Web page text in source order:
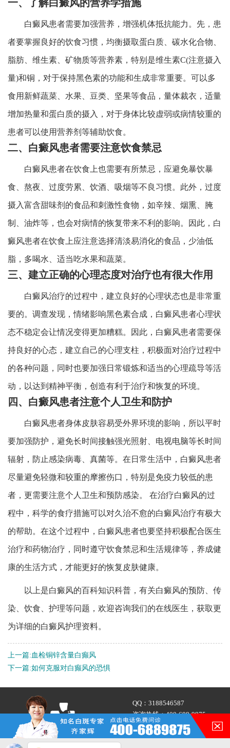
一、了解白癜风的营养学措施
白癜风患者需要加强营养，增强机体抵抗能力。先，患
者要掌握良好的饮食习惯，均衡摄取蛋白质、碳水化合物、
脂肪、维生素、矿物质等营养素，特别是维生素C(注意摄入
量)和铜，对于保持黑色素的功能和生成非常重要。可以多
食用新鲜蔬菜、水果、豆类、坚果等食品，量体裁衣，适量
增加热量和蛋白质的摄入，对于身体比较虚弱或病情较重的
患者可以使用营养剂等辅助饮食。
二、白癜风患者需要注意饮食禁忌
白癜风患者在饮食上也需要有所禁忌，应避免暴饮暴
食、熬夜、过度劳累、饮酒、吸烟等不良习惯。此外，过度
摄入富含甜味剂的食品和刺激性食物，如辛辣、烟熏、腌
制、油炸等，也会对病情的恢复带来不利的影响。因此，白
癜风患者在饮食上应注意选择清淡易消化的食品，少油低
脂，多喝水、适当吃水果和蔬菜。
三、建立正确的心理态度对治疗也有很大作用
白癜风治疗的过程中，建立良好的心理状态也是非常重
要的。调查发现，情绪影响黑色素合成，白癜风患者心理状
态不稳定会让情况变得更加糟糕。因此，白癜风患者需要保
持良好的心态，建立自己的心理支柱，积极面对治疗过程中
的各种问题，同时也要加强日常锻炼和适当的心理疏导等活
动，以达到精神平衡，创造有利于治疗和恢复的环境。
四、白癜风患者注意个人卫生和防护
白癜风患者身体皮肤容易受外界环境的影响，所以平时
要加强防护，避免长时间接触强光照射、电视电脑等长时间
辐射，防止感染病毒、真菌等。在日常生活中，白癜风患者
尽量避免轻微和较重的摩擦伤口，特别是免疫力较低的患
者，更需要注意个人卫生和预防感染。 在治疗白癜风的过
程中，科学的食疗措施可以对久治不愈的白癜风治疗有极大
的帮助。在这个过程中，白癜风患者也要坚持积极配合医生
治疗和药物治疗，同时遵守饮食禁忌和生活规律等，养成健
康的生活方式，才能更好的恢复皮肤健康。
以上是白癜风的百科知识科普，有关白癜风的预防、传
染、饮食、护理等问题，欢迎咨询我们的在线医生，获取更
为详细的白癜风护理资料。
上一篇: 血检铜锌含量白癫风
下一篇:如何克服对白癫风的恐惧
QQ：3188546587
咨询热线：400-688-9875
地址：合肥市铜陵路与合裕路
交叉口东北角（天成大厦旁）
在的，请讲！